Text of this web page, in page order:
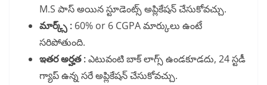
M.S పాస్ అయిన స్టూడెంట్స్ అప్లికేషన్ చేసుకోవచ్చు.
మార్క్స్ : 60% or 6 CGPA మార్కులు ఉంటే
సరిపోతుంది.
ఇతర అర్హత :ఎటువంటి బాక్ లాగ్స్ ఉండకూడదు, 24 స్టడీ
గ్యాప్ ఉన్న సరే అప్లికేషన్ చేసుకోవచ్చు.